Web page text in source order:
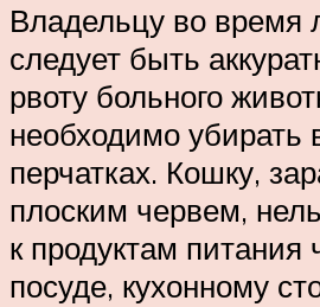
Владельцу во время
следует быть
рвоту больного
необходимо убирать
перчатках. Кошку,
плоским червем,
к продуктам питания
посуде, кухонному